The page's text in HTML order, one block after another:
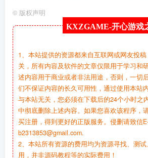
© 版权声明
KXZGAME-开心游戏
1、本站提供的资源都来自互联网或网友投
关，所有内容及软件的文章仅限用于学习和
述内容用于商业或者非法用途，否则，一切
们不保证内容的长久可用性，通过使用本站
与本站无关，您必须在下载后的24个小时之
中彻底删除上述内容。如果您喜欢该程序，
买注册，得到更好的正版服务。侵删请致信
b2313853@gmail.com.
2、本站所有资源的费用均为资源寻找、测
用，并非源码教程等的实际费用！